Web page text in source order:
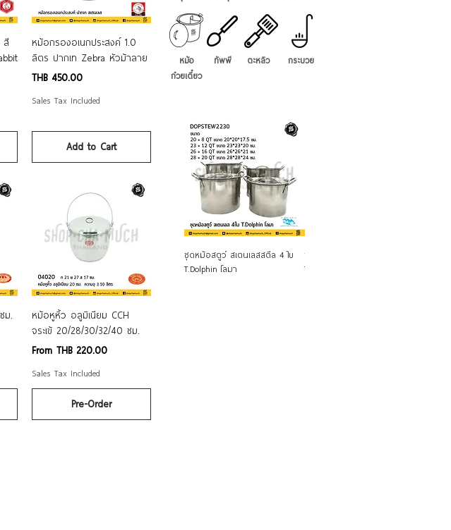
สี
Quick View
หม้อกรองอเนกประสงค์ 1.0
ลิตร ปากเท Zebra หัวม้าลาย
Price
THB 450.00
Sales Tax Included
Add to Cart
ม.
Quick View
หม้อหูหิ้ว อลูมิเนียม CCH
จระเข้ 20/28/30/32/40 ซม.
FromTHB 220.00
Sale Price
Sales Tax Included
Pre-Order
หม้อ
ก๋วยเตี๋ยว
ทัพพี ตะหลิว กระบวย
Quick View
ชุดหม้อสตูว์ สเตนเลสสตีล 4 ใบ
T.Dolphin โลมา
ชุดหม้อสตูว์ สเตนเลสสตีล 2 ใบ
T.Dolphin โลมา